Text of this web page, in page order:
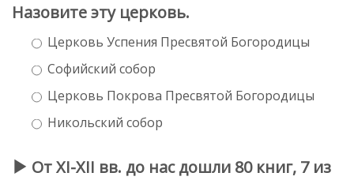
Назовите эту церковь.
Церковь Успения Пресвятой Богородицы
Софийский собор
Церковь Покрова Пресвятой Богородицы
Никольский собор
От XI-XII вв. до нас дошли 80 книг, 7 из